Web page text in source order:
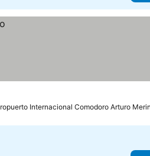
Internacional Comodoro Arturo